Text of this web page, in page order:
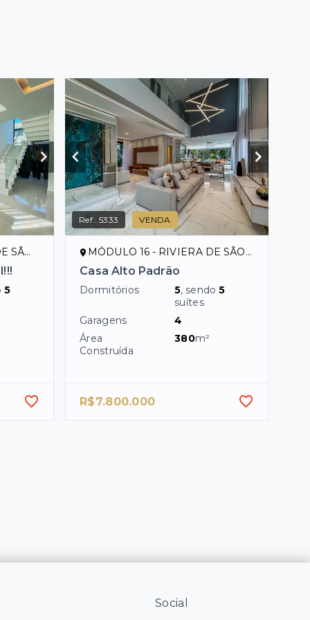
SP
5
Ref.:5333 VENDA
MÓDULO 16 - RIVIERA DE SÃO LOURENÇO/SP
Casa Alto Padrão
Dormitórios 5, sendo5
suítes
Garagens
4
Área
Construída
380m²
R$7.800.000
Social